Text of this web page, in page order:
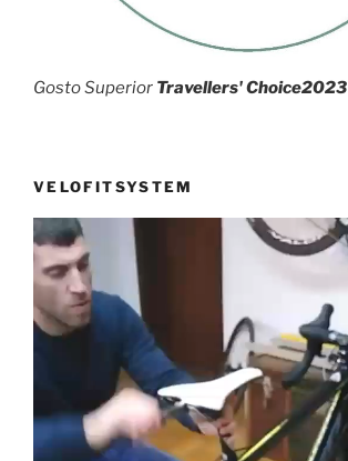
Gosto Superior Travellers' Choice2023
VELOFITSYSTEM
Reprodutor
de
vídeo